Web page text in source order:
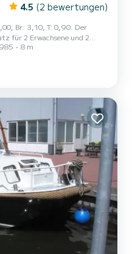
4.5 (2 bewertungen)
für 2 Erwachsene und 2
Führerschein
im Bug und 2 separate
von Friesland, in der Nähe
8 m